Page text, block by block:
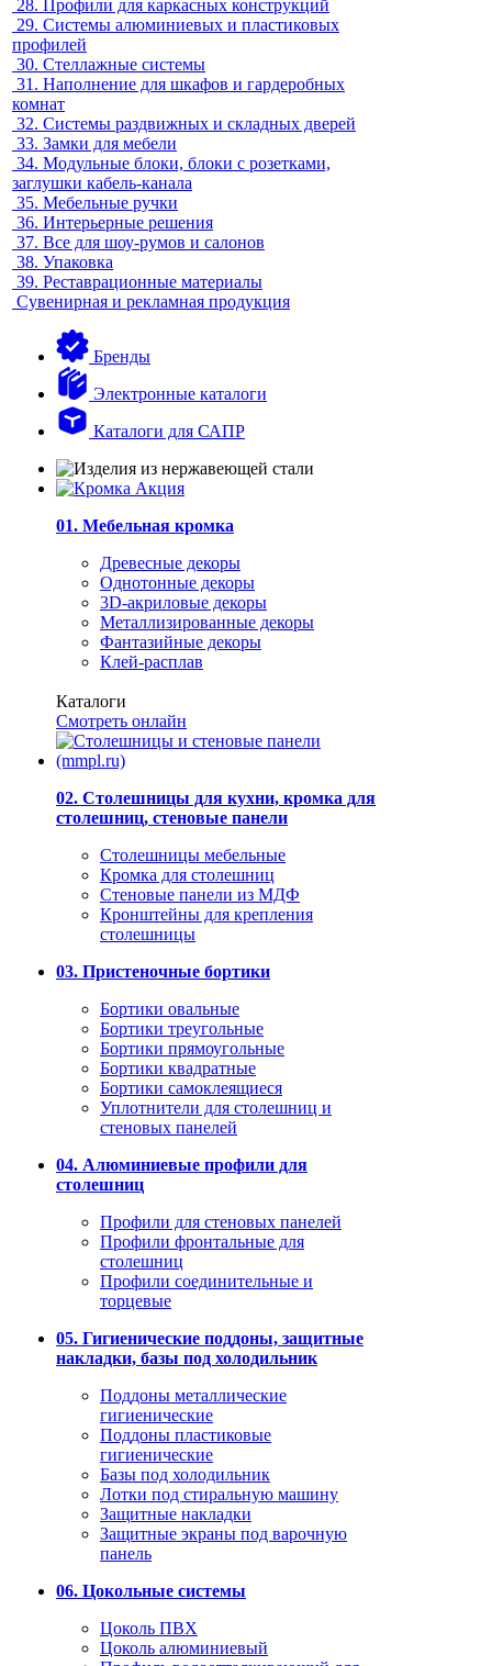
28. Профили для каркасных конструкций
29. Системы алюминиевых и пластиковых
профилей
30. Стеллажные системы
31. Наполнение для шкафов и гардеробных
комнат
32. Системы раздвижных и складных дверей
33. Замки для мебели
34. Модульные блоки, блоки с розетками,
заглушки кабель-канала
35. Мебельные ручки
36. Интерьерные решения
37. Все для шоу-румов и салонов
38. Упаковка
39. Реставрационные материалы
Сувенирная и рекламная продукция
Бренды
Электронные каталоги
Каталоги для САПР
01. Мебельная кромка
Древесные декоры
Однотонные декоры
3D-акриловые декоры
Металлизированные декоры
Фантазийные декоры
Клей-расплав
Каталоги
Смотреть онлайн
02. Столешницы для кухни, кромка для
столешниц, стеновые панели
Столешницы мебельные
Кромка для столешниц
Стеновые панели из МДФ
Кронштейны для крепления
столешницы
03. Пристеночные бортики
Бортики овальные
Бортики треугольные
Бортики прямоугольные
Бортики квадратные
Бортики самоклеящиеся
Уплотнители для столешниц и
стеновых панелей
04. Алюминиевые профили для
столешниц
Профили для стеновых панелей
Профили фронтальные для
столешниц
Профили соединительные и
торцевые
05. Гигиенические поддоны, защитные
накладки, базы под холодильник
Поддоны металлические
гигиенические
Поддоны пластиковые
гигиенические
Базы под холодильник
Лотки под стиральную машину
Защитные накладки
Защитные экраны под варочную
панель
06. Цокольные системы
Цоколь ПВХ
Цоколь алюминиевый